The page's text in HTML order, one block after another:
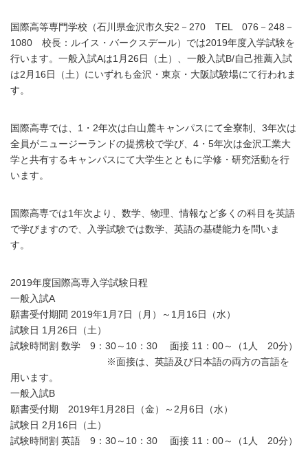
国際高等専門学校（石川県金沢市久安2－270 TEL 076－248－
1080 校長：ルイス・バークスデール）では2019年度入学試験を
行います。一般入試Aは1月26日（土）、一般入試B/自己推薦入試
は2月16日（土）にいずれも金沢・東京・大阪試験場にて行われま
す。
国際高専では、1・2年次は白山麓キャンパスにて全寮制、3年次は
全員がニュージーランドの提携校で学び、4・5年次は金沢工業大
学と共有するキャンパスにて大学生とともに学修・研究活動を行
います。
国際高専では1年次より、数学、物理、情報など多くの科目を英語
で学びますので、入学試験では数学、英語の基礎能力を問いま
す。
2019年度国際高専入学試験日程
一般入試A
願書受付期間 2019年1月7日（月）～1月16日（水）
試験日 1月26日（土）
試験時間割 数学 9：30～10：30 面接 11：00～（1人 20分）
※面接は、英語及び日本語の両方の言語を
用います。
一般入試B
願書受付期 2019年1月28日（金）～2月6日（水）
試験日 2月16日（土）
試験時間割 英語 9：30～10：30 面接 11：00～（1人 20分）